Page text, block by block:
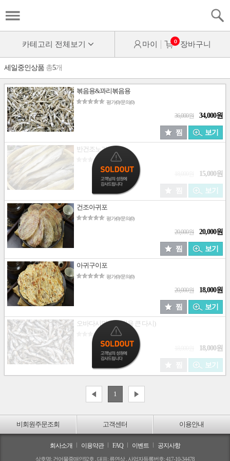
카테고리 전체보기 마이 0 장바구니
세일중인상품 총5개
볶음용&꽈리볶음용
평가(0)/문의(0)
36,000원 34,000원
보기
찜
반건조노가리
평가(0)/문의(0)
15,000원
보기
건조아귀포
평가(0)/문의(0)
20,000원 20,000원
보기
찜
아귀구이포
평가(0)/문의(0)
20,000원 18,000원
보기
찜
오바다시멸치(가정용 큰 다시)
평가(0)/문의(0)
18,000원
보기
1
비회원주문조회 고객센터 이용안내
회사소개 이용약관 FAQ 이벤트 공지사항
상호명: 건어물중매인92호 , 대표: 류연상 , 사업자등록번호: 417-10-34478